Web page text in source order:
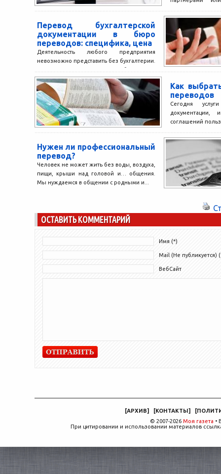
переводчике....
Перевод бухгалтерской
документации в бюро
переводов: специфика, цена
Деятельность любого предприятия
невозможно представить без бухгалтерии.
При этом часто возникает необходимость
в переводе бухгалтерской документации.
К ней относятся декларации...
Как
переводов
Сегодня
документации,
соглашений
может зависеть
Нужен ли профессиональный
перевод?
Человек не может жить без воды, воздуха,
пищи, крыши над головой и… общения.
Мы нуждаемся в общении с родными и...
ОСТАВИТЬ КОММЕНТАРИЙ
Имя (*)
Mail (Не публикуется)
ВебСайт
[АРХИВ] [КОНТАКТЫ] [
© 2007-2026 Моя газета •
При цитировании и использовании материалов